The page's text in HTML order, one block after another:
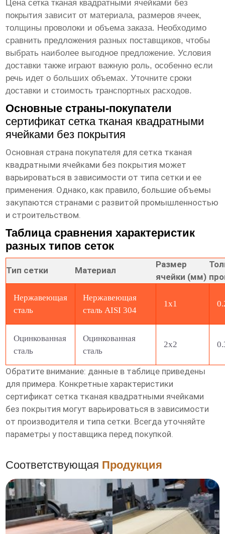
Ценасетка тканая квадратными ячейками без
покрытия зависит от материала, размеров ячеек,
толщины проволоки и объема заказа. Необходимо
сравнить предложения разных поставщиков, чтобы
выбрать наиболее выгодное предложение. Условия
доставки также играют важную роль, особенно если
речь идет о больших объемах. Уточните сроки
доставки и стоимость транспортных расходов.
Основные страны-покупатели
сертификат сетка тканая квадратными
ячейками без покрытия
Основная страна покупателя для сетка тканая
квадратными ячейками без покрытия может
варьироваться в зависимости от типа сетки и ее
применения. Однако, как правило, большие объемы
закупаются странами с развитой промышленностью
и строительством.
Таблица сравнения характеристик
разных типов сеток
Тип сетки Материал
Размер
ячейки (мм)
Нержавеющая
сталь
Нержавеющая
сталь AISI 304
1х1
Оцинкованная
сталь
Оцинкованная
сталь
2х2
Обратите внимание: данные в таблице приведены
для примера. Конкретные характеристики
сертификат сетка тканая квадратными ячейками
без покрытия могут варьироваться в зависимости
от производителя и типа сетки. Всегда уточняйте
параметры у поставщика перед покупкой.
Соответствующая Продукция